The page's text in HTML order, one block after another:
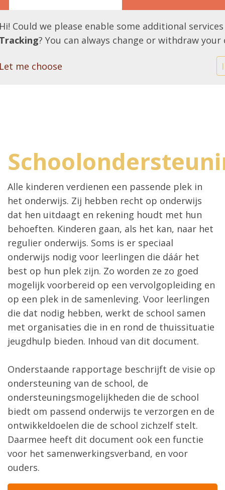
Alle kinderen verdienen een passende plek in
het onderwijs. Zij hebben recht op onderwijs
dat hen uitdaagt en rekening houdt met hun
behoeften. Kinderen gaan, als het kan, naar het
regulier onderwijs. Soms is er speciaal
onderwijs nodig voor leerlingen die dáár het
best op hun plek zijn. Zo worden ze zo goed
mogelijk voorbereid op een vervolgopleiding en
op een plek in de samenleving. Voor leerlingen
die dat nodig hebben, werkt de school samen
met organisaties die in en rond de thuissituatie
jeugdhulp bieden. Inhoud van dit document.
Onderstaande rapportage beschrijft de visie op
ondersteuning van de school, de
ondersteuningsmogelijkheden die de school
biedt om passend onderwijs te verzorgen en de
ontwikkeldoelen die de school zichzelf stelt.
Daarmee heeft dit document ook een functie
voor het samenwerkingsverband, en voor
ouders.
Could we please enable some additional
? You can always change or withdraw
me choose